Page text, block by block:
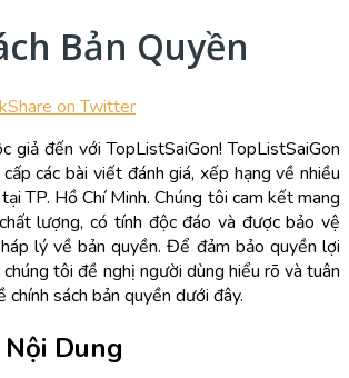
Bản Quyền
Share on Twitter
giả đến với TopListSaiGon! TopListSaiGon
các bài viết đánh giá, xếp hạng về nhiều
TP. Hồ Chí Minh. Chúng tôi cam kết mang
lượng, có tính độc đáo và được bảo vệ
lý về bản quyền. Để đảm bảo quyền lợi
tôi đề nghị người dùng hiểu rõ và tuân
chính sách bản quyền dưới đây.
Dung